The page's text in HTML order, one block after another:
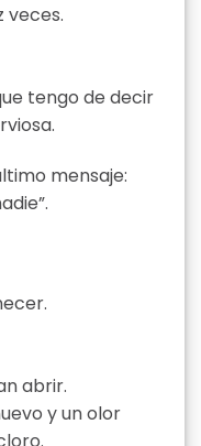
veces.
tengo de decir
mensaje:
abrir.
y un olor